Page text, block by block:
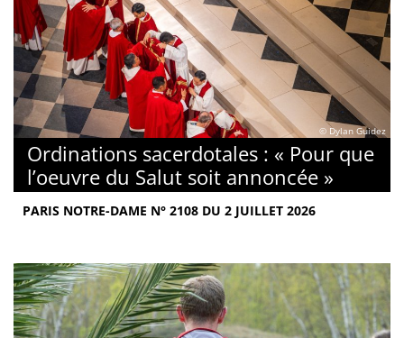
© Dylan Guidez
Ordinations sacerdotales : « Pour que
l’oeuvre du Salut soit annoncée »
PARIS NOTRE-DAME N° 2108 DU 2 JUILLET 2026